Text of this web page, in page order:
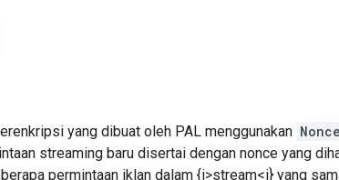
yang dibuat oleh PAL menggunakan
streaming baru disertai dengan nonce yang
permintaan iklan dalam {i>stream<i} yang